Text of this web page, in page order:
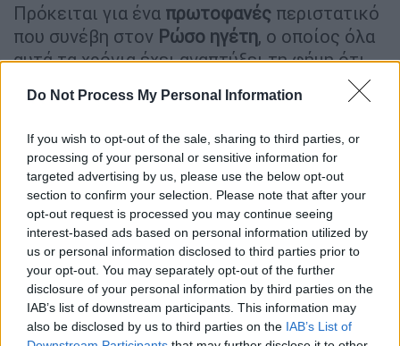
Do Not Process My Personal Information
If you wish to opt-out of the sale, sharing to third parties, or
processing of your personal or sensitive information for
targeted advertising by us, please use the below opt-out
section to confirm your selection. Please note that after your
opt-out request is processed you may continue seeing
interest-based ads based on personal information utilized by
us or personal information disclosed to third parties prior to
your opt-out. You may separately opt-out of the further
disclosure of your personal information by third parties on the
IAB’s list of downstream participants. This information may
also be disclosed by us to third parties on the IAB’s List of
Πρόκειται για ένα πρωτοφανές περιστατικό
που συνέβη στον Ρώσο ηγέτη, ο οποίος όλα
αυτά τα χρόνια έχει αναπτύξει τη φήμη ότι
ηγέτες
να τον περιμένουν, ακόμα και για ώρες μετά
την προγραμματισμένη ώρα έναρξης των
συνομιλιών.
Ορισμένοιεικάζουνότι η κίνηση του
Ερντογάνίσως είναι ηεκδίκησήτου για μια
συνάντηση του2020στηΜόσχα, κατά την
οποία ο Ερντογάν περίμενε τόσο πολύ για να
εισέλθει στην αίθουσα συνεδριάσεων,
αναφέρει οGuardian.